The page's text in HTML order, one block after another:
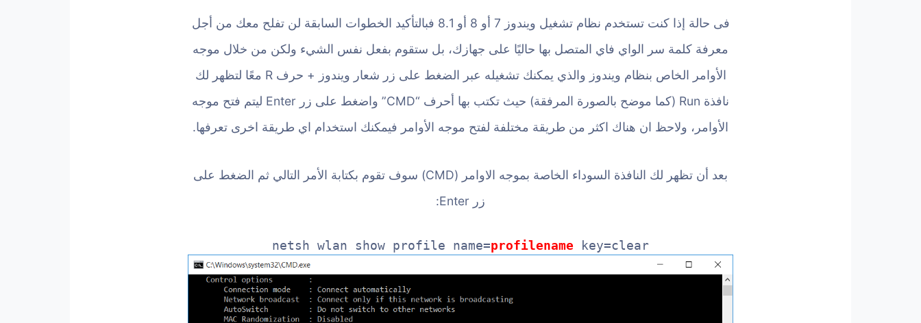
فى حالة إذا كنت تستخدم نظام تشغيل ويندوز 7 أو 8 أو 8.1 فبالتأكيد الخطوات السابقة لن تفلح معك من أجل
معرفة كلمة سر الواي فاي المتصل بها حاليًا على جهازك، بل ستقوم بفعل نفس الشيء ولكن من خلال موجه
الأوامر الخاص بنظام ويندوز والذي يمكنك تشغيله عبر الضغط على زر شعار ويندوز + حرف R معًا لتظهر لك
نافذة Run (كما موضح بالصورة المرفقة) حيث تكتب بها أحرف “CMD” واضغط على زر Enter ليتم فتح موجه
الأوامر، ولاحظ ان هناك اكثر من طريقة مختلفة لفتح موجه الأوامر فيمكنك استخدام اي طريقة اخرى تعرفها.
بعد أن تظهر لك النافذة السوداء الخاصة بموجه الاوامر (CMD) سوف تقوم بكتابة الأمر التالي ثم الضغط على
زر Enter:
netsh wlan show profile name=profilename